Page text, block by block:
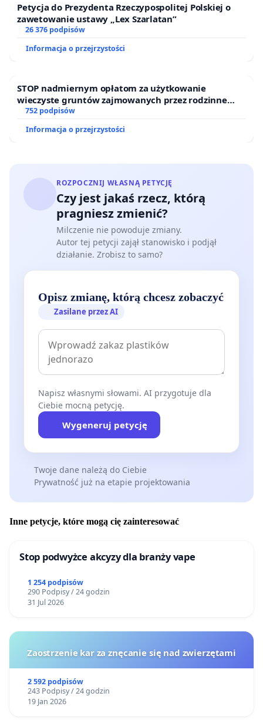
Petycja do Prezydenta Rzeczypospolitej Polskiej o
zawetowanie ustawy „Lex Szarlatan”
26 376 podpisów
Informacja o przejrzystości
STOP nadmiernym opłatom za użytkowanie
wieczyste gruntów zajmowanych przez rodzinne
ogrody działkowe.
752 podpisów
Informacja o przejrzystości
ROZPOCZNIJ WŁASNĄ PETYCJĘ
Czy jest jakaś rzecz, którą
pragniesz zmienić?
Milczenie nie powoduje zmiany.
Autor tej petycji zajął stanowisko i podjął
działanie. Zrobisz to samo?
Opisz zmianę, którą chcesz zobaczyć
Zasilane przez AI
Napisz własnymi słowami. AI przygotuje dla
Ciebie mocną petycję.
Wygeneruj petycję
Twoje dane należą do Ciebie
Prywatność już na etapie projektowania
Inne petycje, które mogą cię zainteresować
Stop podwyżce akcyzy dla branży vape
1 254 podpisów
290 Podpisy / 24 godzin
31 Jul 2026
Zaostrzenie kar za znęcanie się nad zwierzętami
2 592 podpisów
243 Podpisy / 24 godzin
19 Jan 2026